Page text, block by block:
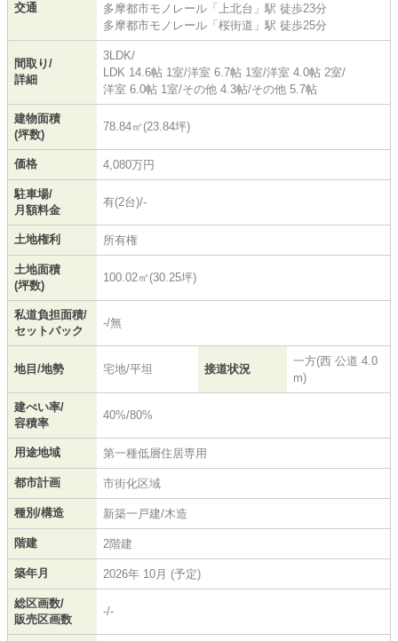
交通
多摩都市モノレール 「 上北台 」駅 徒歩23分
多摩都市モノレール 「 桜街道 」駅 徒歩25分
間取り/
詳細
3LDK/
LDK 14.6帖 1室/洋室 6.7帖 1室/洋室 4.0帖 2室/
洋室 6.0帖 1室/その他 4.3帖/その他 5.7帖
建物面積
(坪数)
78.84㎡(23.84坪)
価格 4,080万円
駐車場/
月額料金
有(2台)/-
土地権利 所有権
土地面積
(坪数)
100.02㎡(30.25坪)
私道負担面積/
セットバック
-/無
地目/地勢 宅地/平坦 接道状況
一方(西 公道 4.0
m)
建ぺい率/
容積率
40%/80%
用途地域 第一種低層住居専用
都市計画 市街化区域
種別/構造 新築一戸建/木造
階建 2階建
築年月 2026年 10月 (予定)
総区画数/
販売区画数
-/-